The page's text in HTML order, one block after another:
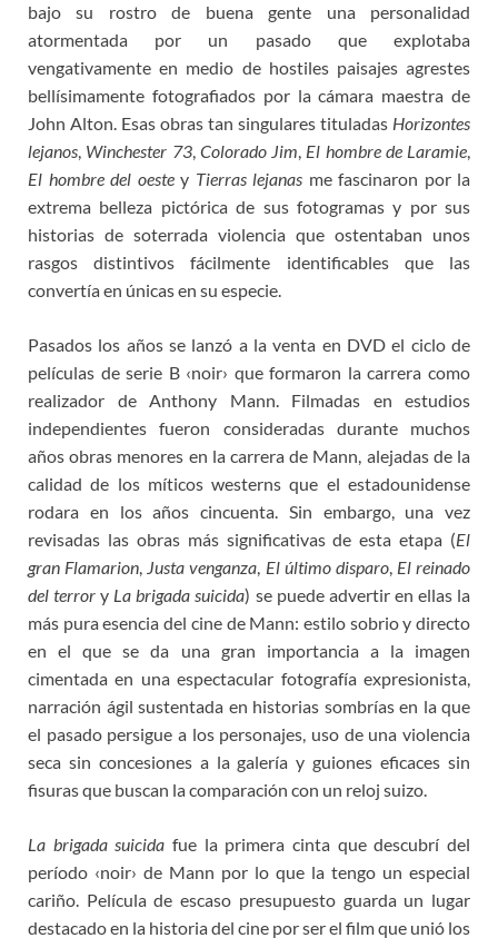
bajo su rostro de buena gente una personalidad
atormentada por un pasado que explotaba
vengativamente en medio de hostiles paisajes agrestes
bellísimamente fotografiados por la cámara maestra de
John Alton. Esas obras tan singulares tituladas Horizontes
lejanos, Winchester 73, Colorado Jim, El hombre de Laramie,
El hombre del oestey Tierras lejanas me fascinaron por la
extrema belleza pictórica de sus fotogramas y por sus
historias de soterrada violencia que ostentaban unos
rasgos distintivos fácilmente identificables que las
convertía en únicas en su especie.
Pasados los años se lanzó a la venta en DVD el ciclo de
películas de serie B ‹noir› que formaron la carrera como
realizador de Anthony Mann. Filmadas en estudios
independientes fueron consideradas durante muchos
años obras menores en la carrera de Mann, alejadas de la
calidad de los míticos westerns que el estadounidense
rodara en los años cincuenta. Sin embargo, una vez
revisadas las obras más significativas de esta etapa (El
gran Flamarion, Justa venganza, El último disparo, El reinado
del terrory La brigada suicida) se puede advertir en ellas la
más pura esencia del cine de Mann: estilo sobrio y directo
en el que se da una gran importancia a la imagen
cimentada en una espectacular fotografía expresionista,
narración ágil sustentada en historias sombrías en la que
el pasado persigue a los personajes, uso de una violencia
seca sin concesiones a la galería y guiones eficaces sin
fisuras que buscan la comparación con un reloj suizo.
La brigada suicida fue la primera cinta que descubrí del
período ‹noir› de Mann por lo que la tengo un especial
cariño. Película de escaso presupuesto guarda un lugar
destacado en la historia del cine por ser el film que unió los